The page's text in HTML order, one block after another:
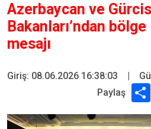
Azerbaycan ve
Bakanları’ndan
mesajı
Giriş: 08.06.2026 16:38:03 |
Paylaş